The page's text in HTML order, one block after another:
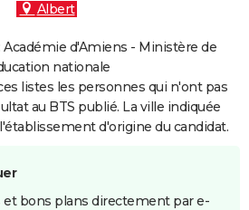
Albert
Académie d'Amiens - Ministère de
nationale
listes les personnes qui n'ont pas
au BTS publié. La ville indiquée
d'origine du candidat.
et bons plans directement par e-